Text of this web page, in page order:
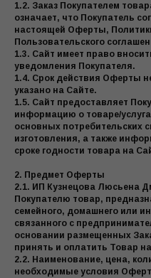
1.2. Заказ Покупателем
означает, что Покупатель
настоящей Оферты,
Пользовательского
1.3. Сайт имеет право
уведомления Покупателя.
1.4. Срок действия Оферты
указано на Сайте.
1.5. Сайт предоставляет
информацию о товаре/
основных потребительских
изготовления, а также
сроке годности товара на
2. Предмет Оферты
2.1. ИП Кузнецова Люсьена
Покупателю товар,
семейного, домашнего или
связанного с
основании размещенных
принять и оплатить Товар
2.2. Наименование, цена,
необходимые условия